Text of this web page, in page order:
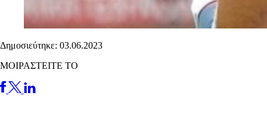
Δημοσιεύτηκε: 03.06.2023
ΜΟΙΡΑΣΤΕΙΤΕ ΤΟ